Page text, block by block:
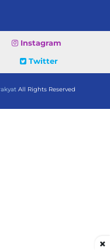
Instagram
Twitter
All Rights Reserved
×